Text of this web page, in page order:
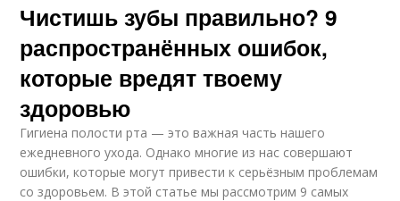
Чистишь зубы правильно? 9
распространённых ошибок,
которые вредят твоему
здоровью
Гигиена полости рта — это важная часть нашего
ежедневного ухода. Однако многие из нас совершают
ошибки, которые могут привести к серьёзным проблемам
со здоровьем. В этой статье мы рассмотрим 9 самых